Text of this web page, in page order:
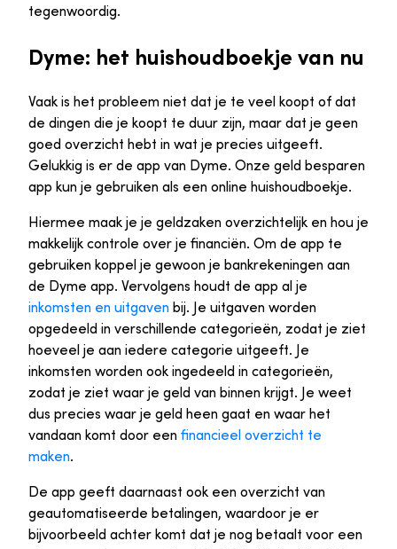
tegenwoordig.
Dyme: het huishoudboekje van nu
Vaak is het probleem niet dat je te veel koopt of dat
de dingen die je koopt te duur zijn, maar dat je geen
goed overzicht hebt in wat je precies uitgeeft.
Gelukkig is er de app van Dyme. Onze geld besparen
app kun je gebruiken als een online huishoudboekje.
Hiermee maak je je geldzaken overzichtelijk en hou je
makkelijk controle over je financiën. Om de app te
gebruiken koppel je gewoon je bankrekeningen aan
de Dyme app. Vervolgens houdt de app al je
inkomsten en uitgaven bij. Je uitgaven worden
opgedeeld in verschillende categorieën, zodat je ziet
hoeveel je aan iedere categorie uitgeeft. Je
inkomsten worden ook ingedeeld in categorieën,
zodat je ziet waar je geld van binnen krijgt. Je weet
dus precies waar je geld heen gaat en waar het
vandaan komt door een financieel overzicht te
maken.
De app geeft daarnaast ook een overzicht van
geautomatiseerde betalingen, waardoor je er
bijvoorbeeld achter komt dat je nog betaalt voor een